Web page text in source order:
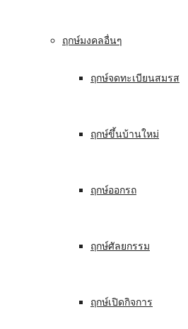
ฤกษ์มงคลอื่นๆ
ฤกษ์จดทะเบียนสมรส
ฤกษ์ขึ้นบ้านใหม่
ฤกษ์ออกรถ
ฤกษ์ศัลยกรรม
ฤกษ์เปิดกิจการ